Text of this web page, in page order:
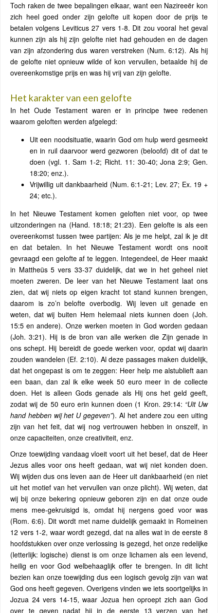
Toch raken de twee bepalingen elkaar, want een Nazireeër kon
zich heel goed onder zijn gelofte uit kopen door de prijs te
betalen volgens Leviticus 27 vers 1-8. Dit zou vooral het geval
kunnen zijn als hij zijn gelofte niet had gehouden en de dagen
van zijn afzondering dus waren verstreken (Num. 6:12). Als hij
de gelofte niet opnieuw wilde of kon vervullen, betaalde hij de
overeenkomstige prijs en was hij vrij van zijn gelofte.
Het karakter van een gelofte
In het Oude Testament waren er in principe twee redenen
waarom geloften werden afgelegd:
Uit een noodsituatie, waarin God om hulp werd gesmeekt
en in ruil daarvoor werd gezworen (beloofd) dit of dat te
doen (vgl. 1. Sam 1-2; Richt. 11: 30-40; Jona 2:9; Gen.
18:20; enz.).
Vrijwillig uit dankbaarheid (Num. 6:1-21; Lev. 27; Ex. 19 +
24; etc.).
In het Nieuwe Testament komen geloften niet voor, op twee
uitzonderingen na (Hand. 18:18; 21:23). Een gelofte is als een
overeenkomst tussen twee partijen: Als je me helpt, zal ik je dit
en dat betalen. In het Nieuwe Testament wordt ons nooit
gevraagd een gelofte af te leggen. Integendeel, de Heer maakt
in Mattheüs 5 vers 33-37 duidelijk, dat we in het geheel niet
moeten zweren. De leer van het Nieuwe Testament laat ons
zien, dat wij niets op eigen kracht tot stand kunnen brengen,
daarom is zo’n belofte overbodig. Wij leven uit genade en
weten, dat wij buiten Hem helemaal niets kunnen doen (Joh.
15:5 en andere). Onze werken moeten in God worden gedaan
(Joh. 3:21). Hij is de bron van alle werken die Zijn genade in
ons schept. Hij bereidt de goede werken voor, opdat wij daarin
zouden wandelen (Ef. 2:10). Al deze passages maken duidelijk,
dat het ongepast is om te zeggen: Heer help me alstublieft aan
een baan, dan zal ik elke week 50 euro meer in de collecte
doen. Het is alleen Gods genade als Hij ons het geld geeft,
zodat wij de 50 euro erin kunnen doen (1 Kron. 29:14: “Uit Uw
hand hebben wij het U gegeven”). Al het andere zou een uiting
zijn van het feit, dat wij nog vertrouwen hebben in onszelf, in
onze capaciteiten, onze creativiteit, enz.
Onze toewijding vandaag vloeit voort uit het besef, dat de Heer
Jezus alles voor ons heeft gedaan, wat wij niet konden doen.
Wij wijden dus ons leven aan de Heer uit dankbaarheid (en niet
uit het motief van het vervullen van onze plicht). Wij weten, dat
wij bij onze bekering opnieuw geboren zijn en dat onze oude
mens mee-gekruisigd is, omdat hij nergens goed voor was
(Rom. 6:6). Dit wordt met name duidelijk gemaakt in Romeinen
12 vers 1-2, waar wordt gezegd, dat na alles wat in de eerste 8
hoofdstukken over onze verlossing is gezegd, het onze redelijke
(letterlijk: logische) dienst is om onze lichamen als een levend,
heilig en voor God welbehaaglijk offer te brengen. In dit licht
bezien kan onze toewijding dus een logisch gevolg zijn van wat
God ons heeft gegeven. Overigens vinden we iets soortgelijks in
Jozua 24 vers 14-15, waar Jozua hen oproept zich aan God
over te geven nadat hij in de eerste 13 verzen van het